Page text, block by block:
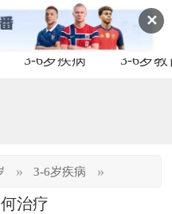
✕
3-6岁疾病 3-6岁教
» 3-6岁疾病 »
治疗